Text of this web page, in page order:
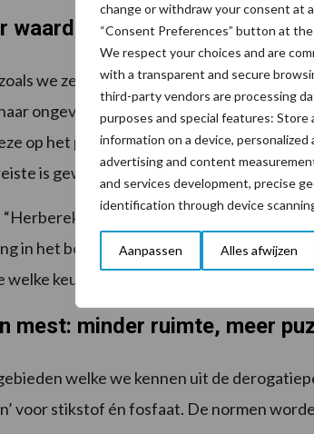
change or withdraw your consent at
“Consent Preferences” button at
We respect your choices and are
with a transparent and secure
third-party vendors are processing
purposes and special features: Store
information on a device,
advertising and content
and services development, precise
identification through device
Aanpassen Alles afwijzen
waarde, meer nadenken
we ze vorig jaar kenden. De waarde
ongeveer 500 euro. Ook kun je vanaf
op het perceel al hebt gekozen in de
is geworden om hiervoor beloond te
welke eco-activiteiten voor
in het bouwplan kan grote invloed hebben
keuzes punten én opbrengst
mest: minder ruimte, meer
welke we kennen uit de
voor stikstof én fosfaat. De normen